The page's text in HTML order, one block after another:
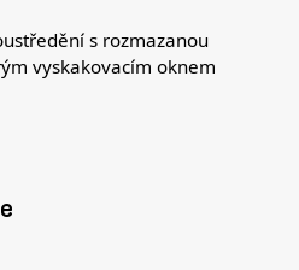
s rozmazanou
vyskakovacím oknem